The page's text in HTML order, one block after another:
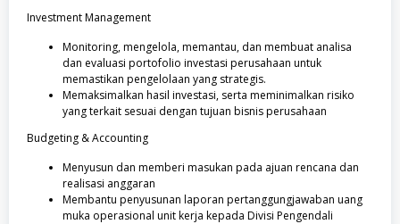
Investment Management
Monitoring, mengelola, memantau, dan membuat analisa
dan evaluasi portofolio investasi perusahaan untuk
memastikan pengelolaan yang strategis.
Memaksimalkan hasil investasi, serta meminimalkan risiko
yang terkait sesuai dengan tujuan bisnis perusahaan
Budgeting & Accounting
Menyusun dan memberi masukan pada ajuan rencana dan
realisasi anggaran
Membantu penyusunan laporan pertanggungjawaban uang
muka operasional unit kerja kepada Divisi Pengendali